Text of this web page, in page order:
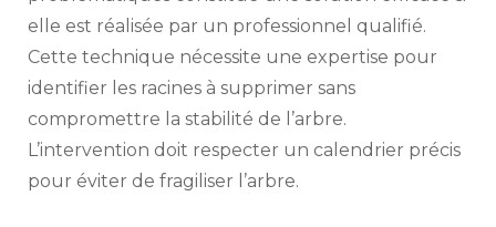
elle est réalisée par un professionnel qualifié.
Cette technique nécessite une expertise pour
identifier les racines à supprimer sans
compromettre la stabilité de l’arbre.
L’intervention doit respecter un calendrier précis
pour éviter de fragiliser l’arbre.